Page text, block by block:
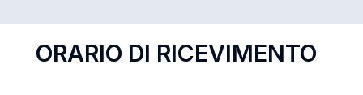
ORARIO DI RICEVIMENTO